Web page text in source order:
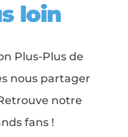
loin
Plus-Plus de
nous partager
notre
fans !